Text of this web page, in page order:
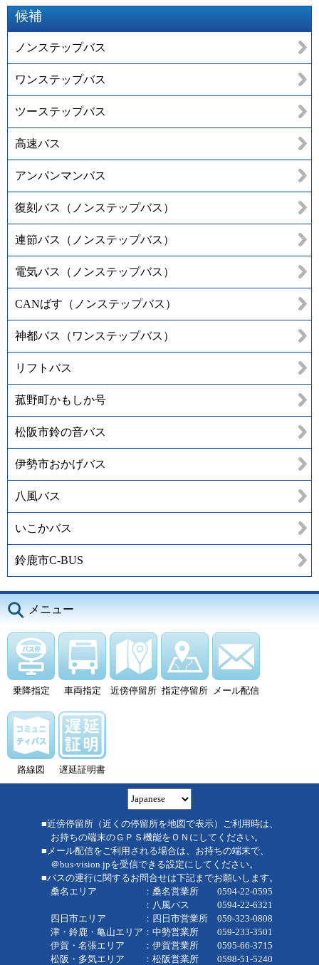
候補
ノンステップバス
ワンステップバス
ツーステップバス
高速バス
アンパンマンバス
復刻バス（ノンステップバス）
連節バス（ノンステップバス）
電気バス（ノンステップバス）
CANばす（ノンステップバス）
神都バス（ワンステップバス）
リフトバス
菰野町かもしか号
松阪市鈴の音バス
伊勢市おかげバス
八風バス
いこかバス
鈴鹿市C-BUS
メニュー
乗降指定 車両指定 近傍停留所 指定停留所 メール配信
路線図 遅延証明書
■近傍停留所（近くの停留所を地図で表示）ご利用時は、
お持ちの端末のＧＰＳ機能をＯＮにしてください。
■メール配信をご利用される場合は、お持ちの端末で、
＠bus-vision.jpを受信できる設定にしてください。
■バスの運行に関するお問合せは下記までお願いします。
桑名エリア ：桑名営業所 0594-22-0595
：八風バス 0594-22-6321
四日市エリア ：四日市営業所 059-323-0808
津・鈴鹿・亀山エリア：中勢営業所 059-233-3501
伊賀・名張エリア ：伊賀営業所 0595-66-3715
松阪・多気エリア ：松阪営業所 0598-51-5240